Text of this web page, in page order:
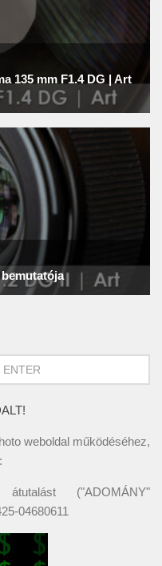
weboldal működéséhez,
("ADOMÁNY"
04680611